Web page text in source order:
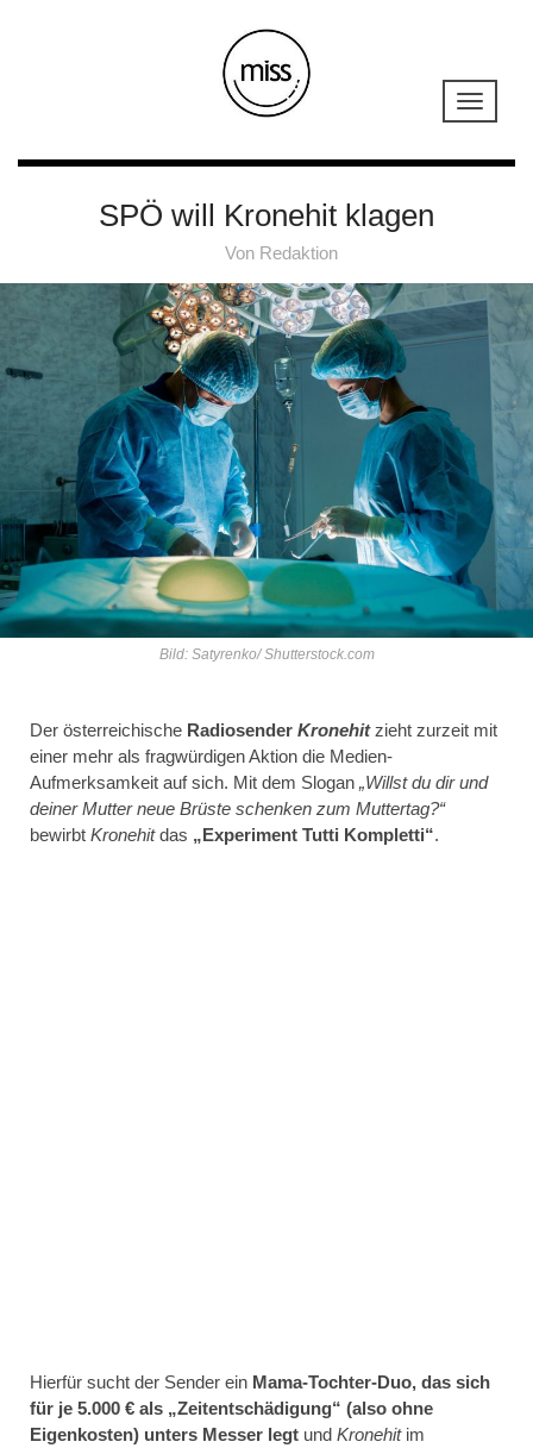
SPÖ will Kronehit klagen
Von Redaktion
Bild: Satyrenko/ Shutterstock.com
Der österreichische Radiosender Kronehitzieht zurzeit mit
einer mehr als fragwürdigen Aktion die Medien-
Aufmerksamkeit auf sich. Mit dem Slogan „Willst du dir und
deiner Mutter neue Brüste schenken zum Muttertag?“
bewirbt Kronehitdas „Experiment Tutti Kompletti“.
Hierfür sucht der Sender ein Mama-Tochter-Duo, das sich
für je 5.000 € als „Zeitentschädigung“ (also ohne
Eigenkosten) unters Messer legt und Kronehitim